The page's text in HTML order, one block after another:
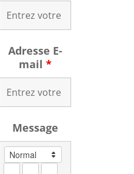
Adresse E-
mail *
Message